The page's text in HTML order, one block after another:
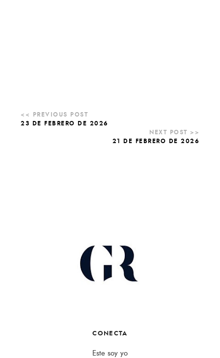
23 DE FEBRERO DE 2026
21 DE FEBRERO DE 2026
CONECTA
Este soy yo